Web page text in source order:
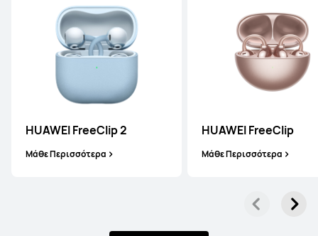
HUAWEI FreeClip 2
Μάθε Περισσότερα
HUAWEI FreeClip
Μάθε Περισσότερα